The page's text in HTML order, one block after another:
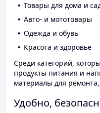
Товары для дома и
Авто- и мототовары
Одежда и обувь
Красота и здоровье
Среди категорий,
продукты питания и
материалы для
Удобно,